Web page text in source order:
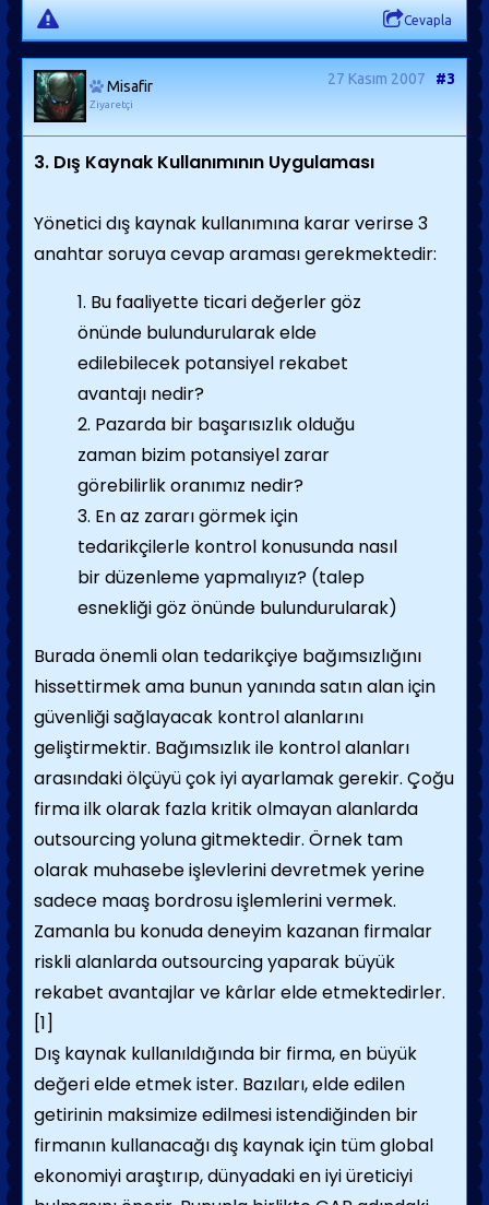
Cevapla
Misafir
Ziyaretçi
27 Kasım 2007 #3
3. Dış Kaynak Kullanımının Uygulaması
Yönetici dış kaynak kullanımına karar verirse 3
anahtar soruya cevap araması gerekmektedir:
1. Bu faaliyette ticari değerler göz
önünde bulundurularak elde
edilebilecek potansiyel rekabet
avantajı nedir?
2. Pazarda bir başarısızlık olduğu
zaman bizim potansiyel zarar
görebilirlik oranımız nedir?
3. En az zararı görmek için
tedarikçilerle kontrol konusunda nasıl
bir düzenleme yapmalıyız? (talep
esnekliği göz önünde bulundurularak)
Burada önemli olan tedarikçiye bağımsızlığını
hissettirmek ama bunun yanında satın alan için
güvenliği sağlayacak kontrol alanlarını
geliştirmektir. Bağımsızlık ile kontrol alanları
arasındaki ölçüyü çok iyi ayarlamak gerekir. Çoğu
firma ilk olarak fazla kritik olmayan alanlarda
outsourcing yoluna gitmektedir. Örnek tam
olarak muhasebe işlevlerini devretmek yerine
sadece maaş bordrosu işlemlerini vermek.
Zamanla bu konuda deneyim kazanan firmalar
riskli alanlarda outsourcing yaparak büyük
rekabet avantajlar ve kârlar elde etmektedirler.
[1]
Dış kaynak kullanıldığında bir firma, en büyük
değeri elde etmek ister. Bazıları, elde edilen
getirinin maksimize edilmesi istendiğinden bir
firmanın kullanacağı dış kaynak için tüm global
ekonomiyi araştırıp, dünyadaki en iyi üreticiyi